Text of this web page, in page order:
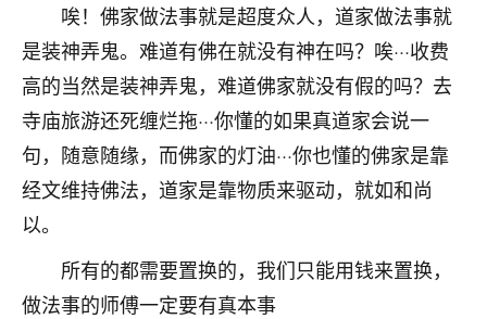
唉！佛家做法事就是超度众人，道家做法事就
是装神弄鬼。难道有佛在就没有神在吗？唉···收费
高的当然是装神弄鬼，难道佛家就没有假的吗？去
寺庙旅游还死缠烂拖···你懂的如果真道家会说一
句，随意随缘，而佛家的灯油···你也懂的佛家是靠
经文维持佛法，道家是靠物质来驱动，就如和尚
以。
所有的都需要置换的，我们只能用钱来置换，
做法事的师傅一定要有真本事
七零老顽童：我母亲前年离世，刚开始我经常
做梦梦见她，后来也是朋友介绍，找到慧来老
师，安排了超度法事，做梦再也没有梦到过
了，一开始是半信半疑的，图个心安，给亡母
超度，现在看来，人不信也不行。
2天前 来自云南 11
老师收徒吗？？我对这些很感兴趣
2天前 来自山西 15